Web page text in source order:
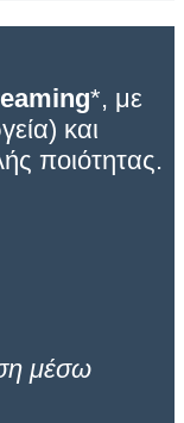
*, με
και
ποιότητας.
μέσω